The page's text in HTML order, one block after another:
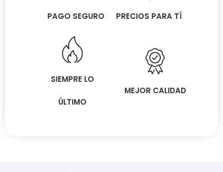
PAGO SEGURO PRECIOS PARA TÍ
SIEMPRE LO
ÚLTIMO
MEJOR CALIDAD